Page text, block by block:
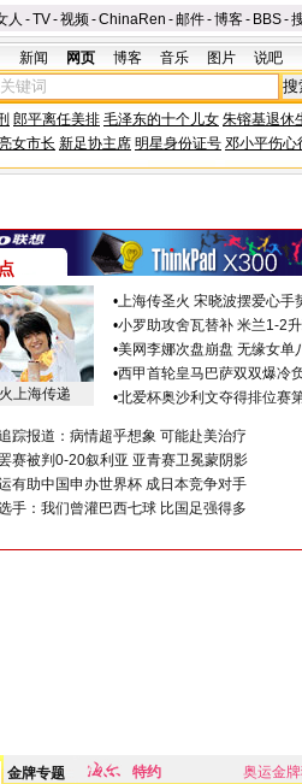
人 -TV-视频-ChinaRen -邮件-博客- BBS-
新闻 网页 博客 音乐 图片 说吧
郎平离任美排 毛泽东的十个儿女 朱镕基退休
女市长 新足协主席 明星身份证号 邓小平伤心
上海传递
•上海传圣火 宋晓波摆爱心手
•小罗助攻舍瓦替补 米兰1-2
•美网李娜次盘崩盘 无缘女单
•西甲首轮皇马巴萨双双爆冷
•北爱杯奥沙利文夺得排位赛
踪报道：病情超乎想象 可能赴美治疗
赛被判0-20叙利亚 亚青赛卫冕蒙阴影
有助中国申办世界杯 成日本竞争对手
手：我们曾灌巴西七球 比国足强得多
金牌专题 特约
奥运金